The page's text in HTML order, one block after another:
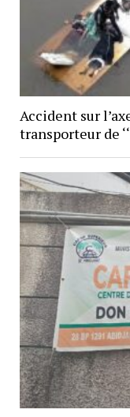
Accident sur
transporteur de